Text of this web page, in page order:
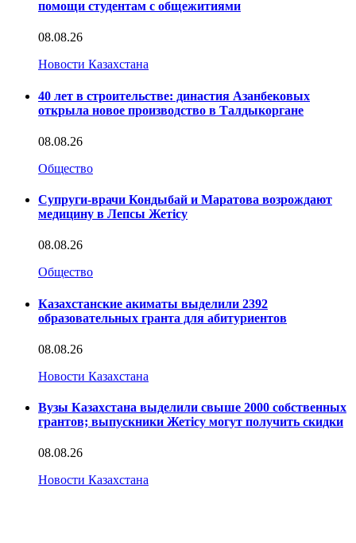
помощи студентам с общежитиями
08.08.26
Новости Казахстана
40 лет в строительстве: династия Азанбековых
открыла новое производство в Талдыкоргане
08.08.26
Общество
Супруги-врачи Кондыбай и Маратова возрождают
медицину в Лепсы Жетісу
08.08.26
Общество
Казахстанские акиматы выделили 2392
образовательных гранта для абитуриентов
08.08.26
Новости Казахстана
Вузы Казахстана выделили свыше 2000 собственных
грантов; выпускники Жетісу могут получить скидки
08.08.26
Новости Казахстана